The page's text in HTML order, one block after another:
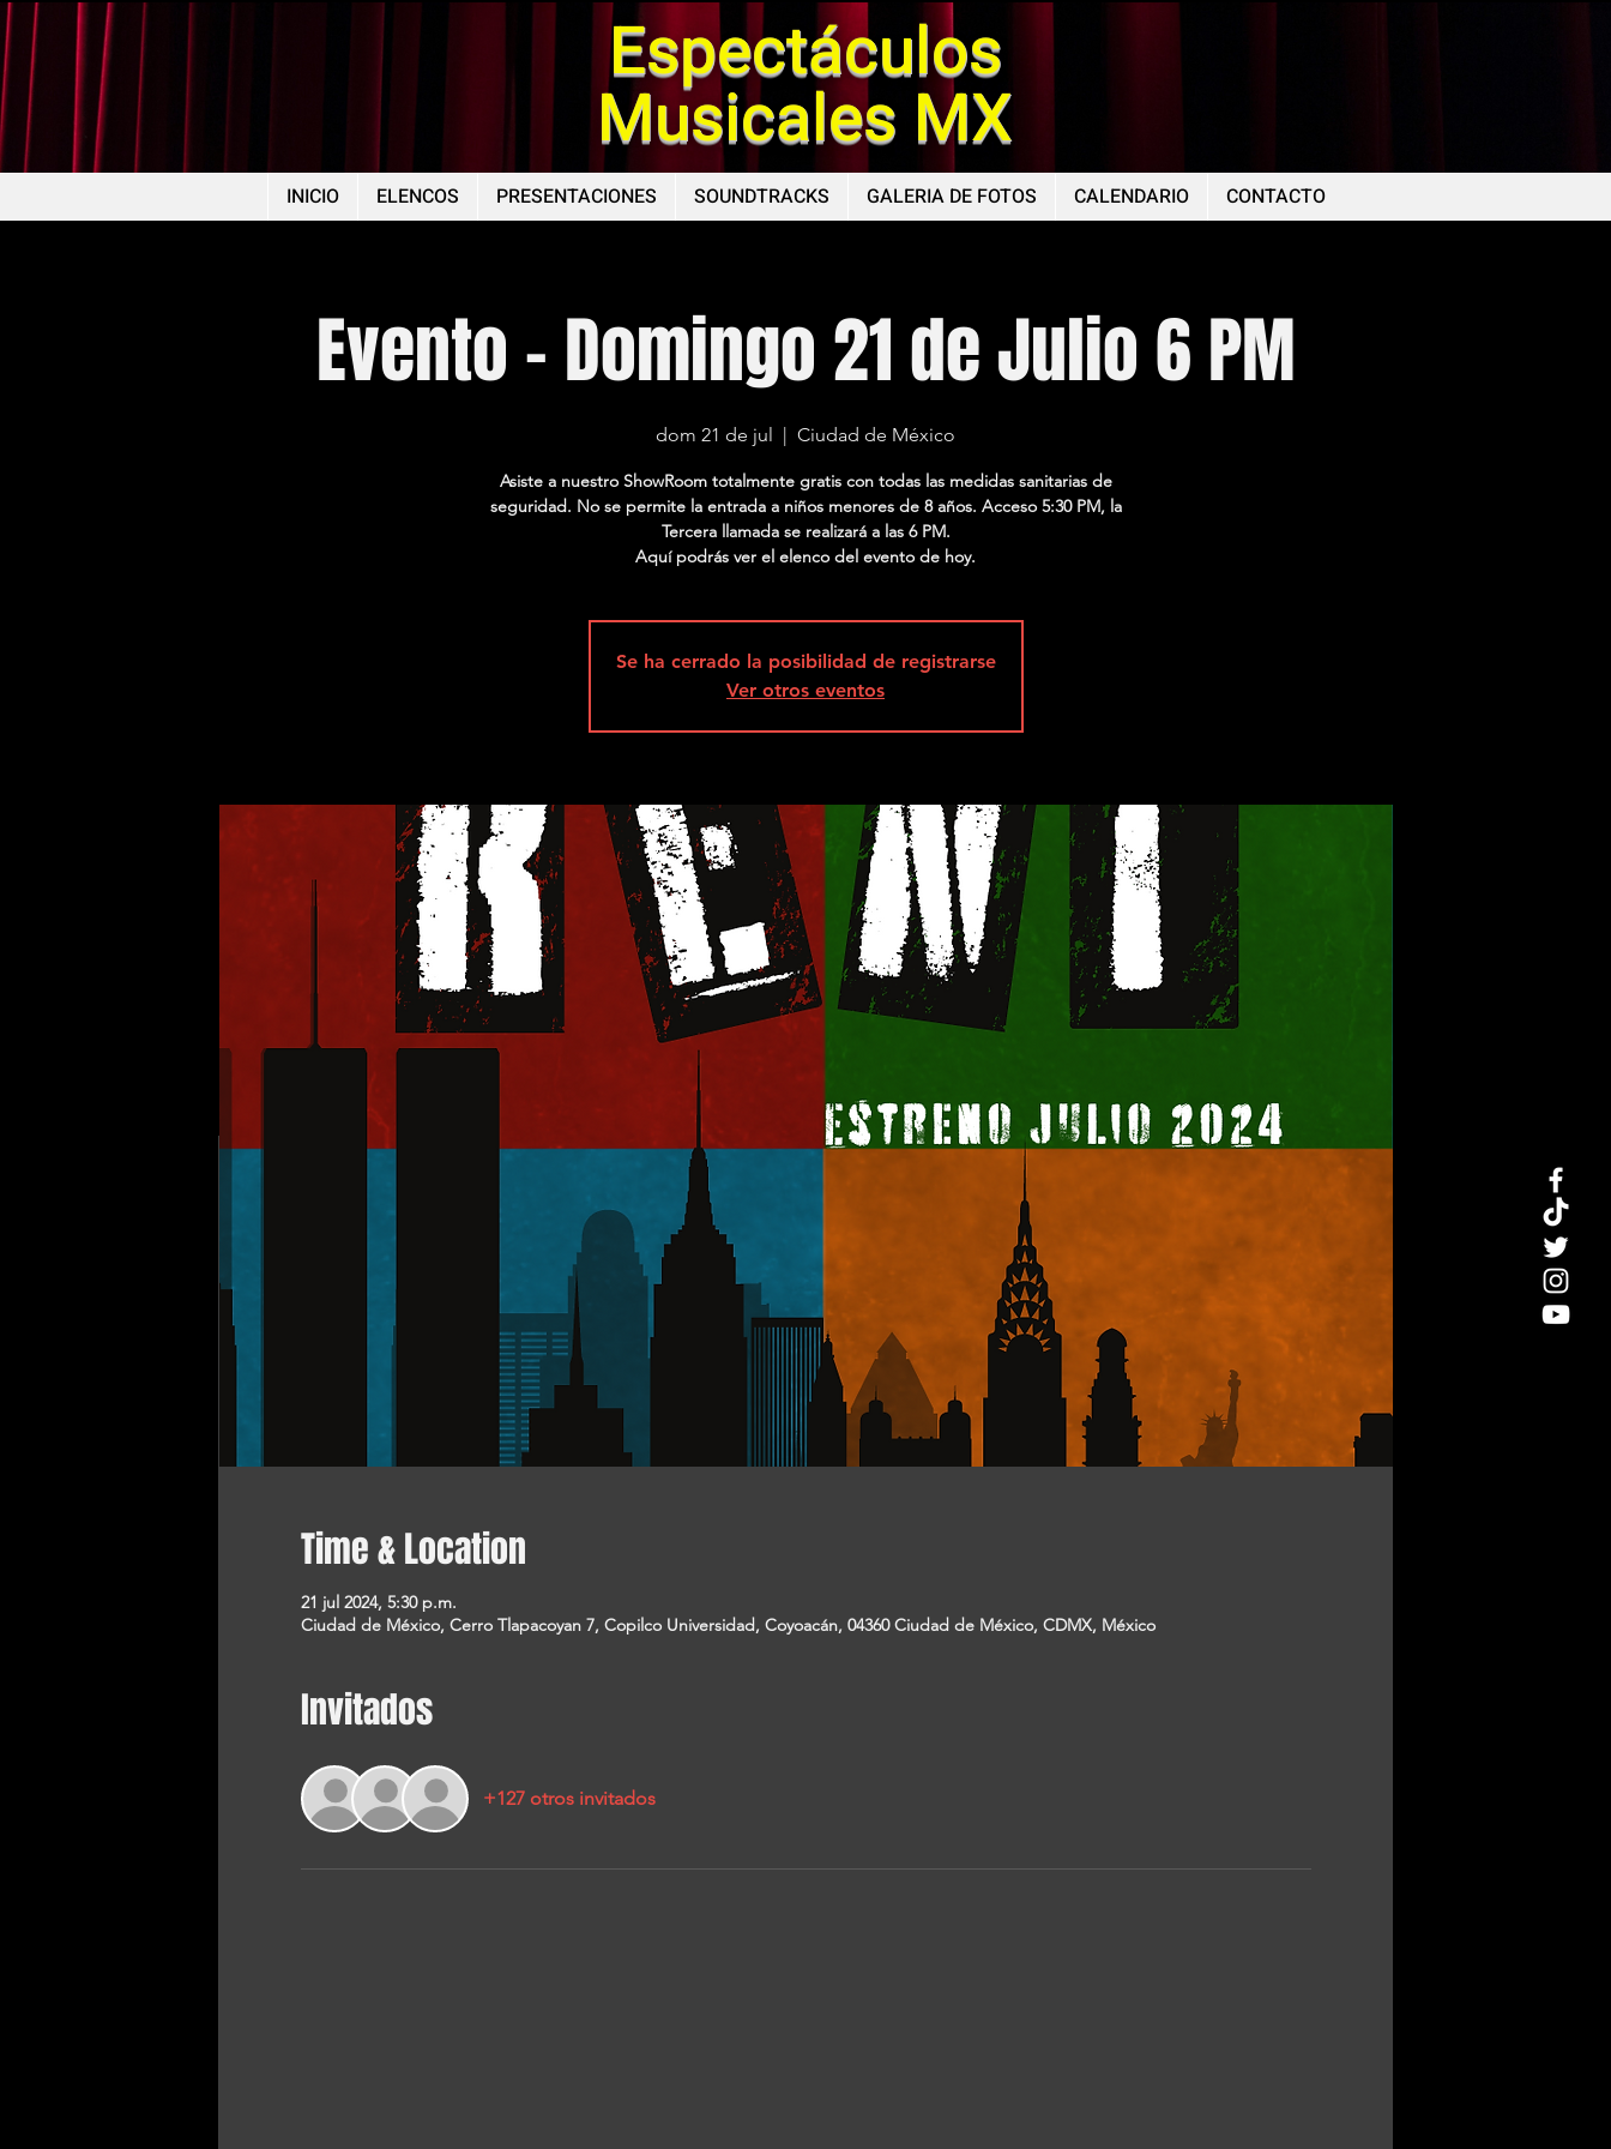
Espectáculos
Musicales MX
INICIO ELENCOS PRESENTACIONES SOUNDTRACKS GALERIA DE FOTOS CALENDARIO CONTACTO
Evento - Domingo 21 de Julio 6 PM
dom 21 de jul
  |
Ciudad de México
Asiste a nuestro ShowRoom totalmente gratis con todas las medidas sanitarias de
seguridad. No se permite la entrada a niños menores de 8 años. Acceso 5:30 PM, la
Tercera llamada se realizará a las 6 PM.
Aquí podrás ver el elenco del evento de hoy.
Se ha cerrado la posibilidad de registrarse
Ver otros eventos
Time & Location
21 jul 2024, 5:30 p.m.
Ciudad de México, Cerro Tlapacoyan 7, Copilco Universidad, Coyoacán, 04360 Ciudad de México, CDMX, México
Invitados
+127 otros invitados